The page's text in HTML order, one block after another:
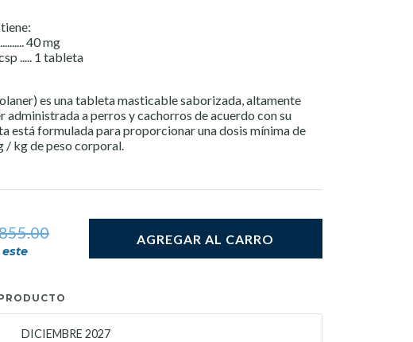
40 mg
..... 1 tableta
es una tableta masticable saborizada, altamente
administrada a perros y cachorros de acuerdo con su
está formulada para proporcionar una dosis mínima de
/ kg de peso corporal.
este
AGREGAR AL CARRO
DICIEMBRE 2027